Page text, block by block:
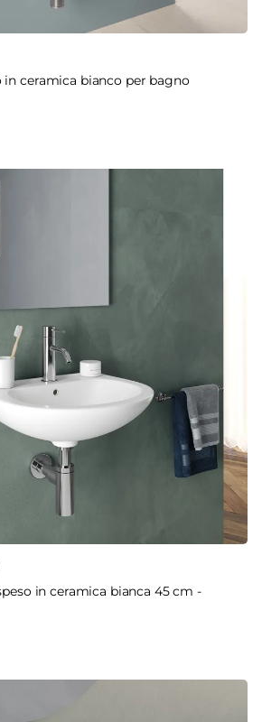
ceramica bianco per bagno
in ceramica bianca 45 cm -